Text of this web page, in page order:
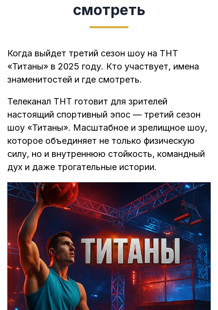
смотреть
Когда выйдет третий сезон шоу на ТНТ
«Титаны» в 2025 году. Кто участвует, имена
знаменитостей и где смотреть.
Телеканал ТНТ готовит для зрителей
настоящий спортивный эпос — третий сезон
шоу «Титаны». Масштабное и зрелищное шоу,
которое объединяет не только физическую
силу, но и внутреннюю стойкость, командный
дух и даже трогательные истории.